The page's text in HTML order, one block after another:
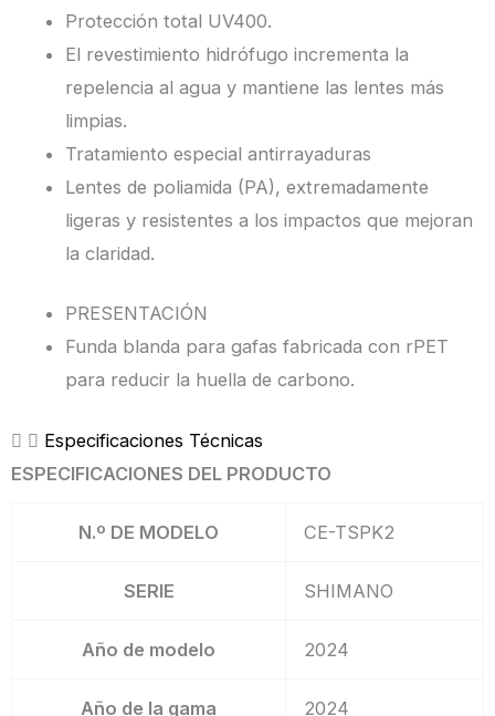
Protección total UV400.
El revestimiento hidrófugo incrementa la
repelencia al agua y mantiene las lentes más
limpias.
Tratamiento especial antirrayaduras
Lentes de poliamida (PA), extremadamente
ligeras y resistentes a los impactos que mejoran
la claridad.
PRESENTACIÓN
Funda blanda para gafas fabricada con rPET
para reducir la huella de carbono.
Especificaciones Técnicas
ESPECIFICACIONES DEL PRODUCTO
N.º DE MODELO CE-TSPK2
SERIE SHIMANO
Año de modelo 2024
Año de la gama 2024